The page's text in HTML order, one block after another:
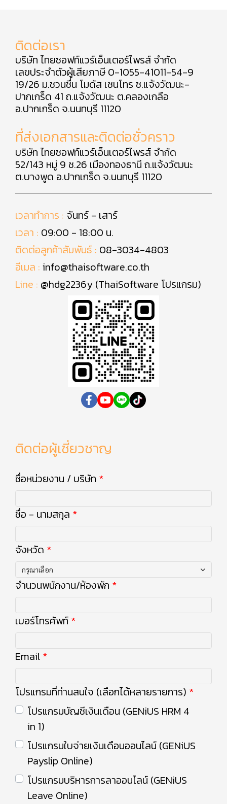
ติดต่อเรา
บริษัท ไทยซอฟท์แวร์เอ็นเตอร์ไพรส์ จำกัด
เลขประจำตัวผู้เสียภาษี 0-1055-41011-54-9
19/26 ม.ชวนชื่น โมดัส เซนโทร ซ.แจ้งวัฒนะ-
ปากเกร็ด 41 ถ.แจ้งวัฒนะ ต.คลองเกลือ
อ.ปากเกร็ด จ.นนทบุรี 11120
ที่ส่งเอกสารและติดต่อชั่วคราว
บริษัท ไทยซอฟท์แวร์เอ็นเตอร์ไพรส์ จำกัด
52/143 หมู่ 9 ซ.26 เมืองทองธานี ถ.แจ้งวัฒนะ
ต.บางพูด อ.ปากเกร็ด จ.นนทบุรี 11120
เวลาทำการ : จันทร์ - เสาร์
เวลา : 09:00 - 18:00 น.
ติดต่อลูกค้าสัมพันธ์ : 08-3034-4803
อีเมล : info@thaisoftware.co.th
Line : @hdg2236y (ThaiSoftware โปรแกรม)
ติดต่อผู้เชี่ยวชาญ
ชื่อหน่วยงาน / บริษัท
ชื่อ - นามสกุล
จังหวัด
กรุณาเลือก
จำนวนพนักงาน/ห้องพัก
เบอร์โทรศัพท์
Email
โปรแกรมที่ท่านสนใจ (เลือกได้หลายรายการ)
โปรแกรมบัญชีเงินเดือน (GENiUS HRM 4
in 1)
โปรแกรมใบจ่ายเงินเดือนออนไลน์ (GENiUS
Payslip Online)
โปรแกรมบริหารการลาออนไลน์ (GENiUS
Leave Online)